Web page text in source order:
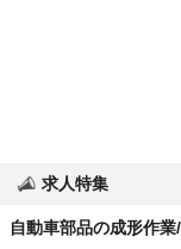
求人特集
自動車部品の成形作